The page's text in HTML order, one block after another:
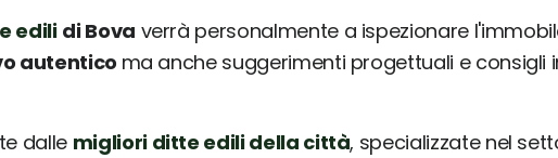
edili di Bova verrà personalmente a ispezionare
autentico ma anche suggerimenti progettuali e consigli
dalle migliori ditte edili della città, specializzate nel